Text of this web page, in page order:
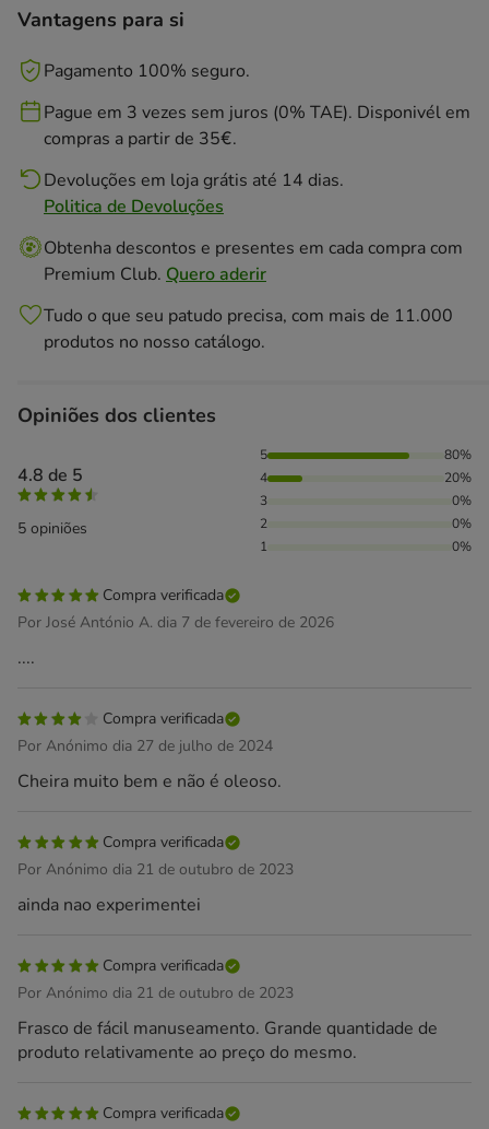
Vantagens para si
Pagamento 100% seguro.
Pague em 3 vezes sem juros (0% TAE). Disponivél em
compras a partir de 35€.
Devoluções em loja grátis até 14 dias.
Politica de Devoluções
Obtenha descontos e presentes em cada compra com
Premium Club. Quero aderir
Tudo o que seu patudo precisa, com mais de 11.000
produtos no nosso catálogo.
Opiniões dos clientes
4.8 de 5
5 opiniões
80% das pessoas avaliaram com 5 estrelas, 20% das
5
80%
4
20%
3
0%
2
0%
1
0%
Compra verificada
Por José António A. dia 7 de fevereiro de 2026
....
Compra verificada
Por Anónimo dia 27 de julho de 2024
Cheira muito bem e não é oleoso.
Compra verificada
Por Anónimo dia 21 de outubro de 2023
ainda nao experimentei
Compra verificada
Por Anónimo dia 21 de outubro de 2023
Frasco de fácil manuseamento. Grande quantidade de
produto relativamente ao preço do mesmo.
Compra verificada